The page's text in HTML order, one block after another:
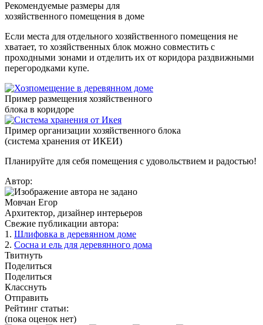
Рекомендуемые размеры для
хозяйственного помещения в доме
Если места для отдельного хозяйственного помещения не
хватает, то хозяйственных блок можно совместить с
проходными зонами и отделить их от коридора раздвижными
перегородками купе.
Пример размещения хозяйственного
блока в коридоре
Пример организации хозяйственного блока
(система хранения от ИКЕИ)
Планируйте для себя помещения с удовольствием и радостью!
Автор:
Мовчан Егор
Архитектор, дизайнер интерьеров
Свежие публикации автора:
1. Шлифовка в деревянном доме
2. Сосна и ель для деревянного дома
Твитнуть
Поделиться
Поделиться
Класснуть
Отправить
Рейтинг статьи:
(пока оценок нет)